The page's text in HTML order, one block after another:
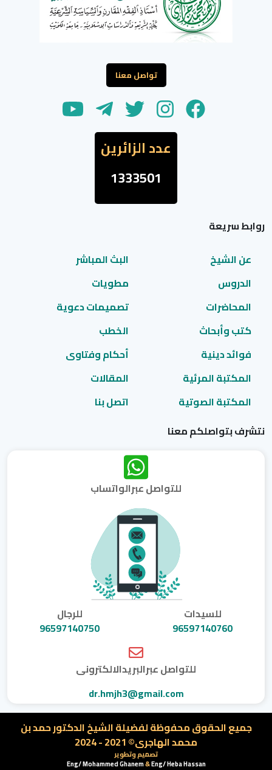
تواصل معنا
عدد الزائرين
1333501
روابط سريعة
عن الشيخ
البث المباشر
الدروس
مطويات
المحاضرات
تصميمات دعوية
كتب وأبحاث
الخطب
فوائد دينية
أحكام وفتاوى
المكتبة المرئية
المقالات
المكتبة الصوتية
اتصل بنا
نتشرف بتواصلكم معنا
للتواصل عبرالواتساب
للسيدات
96597140760
للرجال
96597140750
للتواصل عبرالبريدالالكترونى
dr.hmjh3@gmail.com
جميع الحقوق محفوظة لفضيلة الشيخ الدكتور حمد بن
محمد الهاجرى© 2021 - 2024
تصميم وتطوير
Eng/ Mohammed Ghanem&Eng/ Heba Hassan